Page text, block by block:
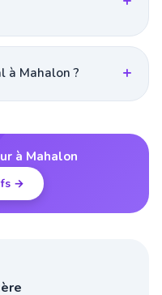
à Mahalon ?
à Mahalon
→